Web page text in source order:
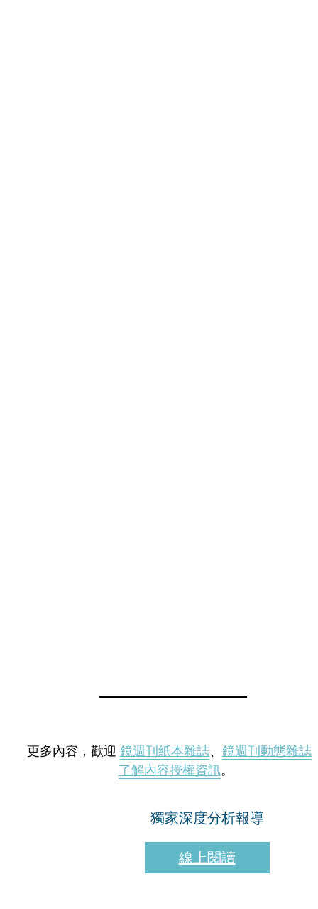
更多內容，歡迎 鏡週刊紙本雜誌、 鏡週刊動態雜誌
了解內容授權資訊。
獨家深度分析報導
線上閱讀